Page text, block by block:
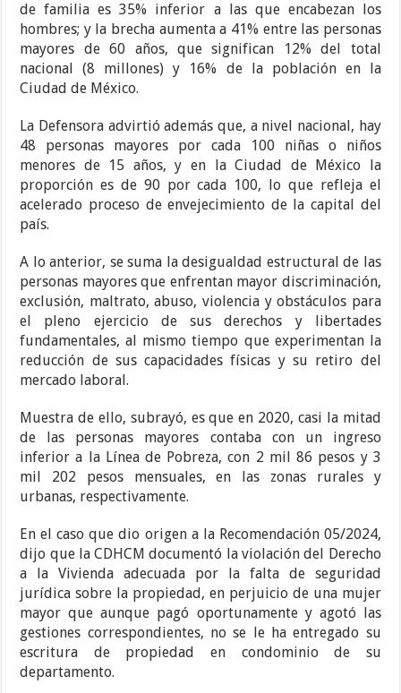
de familia es 35% inferior a las que encabezan los
hombres; y la brecha aumenta a 41% entre las personas
mayores de 60 años, que significan 12% del total
nacional (8 millones) y 16% de la población en la
Ciudad de México.
La Defensora advirtió además que, a nivel nacional, hay
48 personas mayores por cada 100 niñas o niños
menores de 15 años, y en la Ciudad de México la
proporción es de 90 por cada 100, lo que refleja el
acelerado proceso de envejecimiento de la capital del
país.
A lo anterior, se suma la desigualdad estructural de las
personas mayores que enfrentan mayor discriminación,
exclusión, maltrato, abuso, violencia y obstáculos para
el pleno ejercicio de sus derechos y libertades
fundamentales, al mismo tiempo que experimentan la
reducción de sus capacidades físicas y su retiro del
mercado laboral.
Muestra de ello, subrayó, es que en 2020, casi la mitad
de las personas mayores contaba con un ingreso
inferior a la Línea de Pobreza, con 2 mil 86 pesos y 3
mil 202 pesos mensuales, en las zonas rurales y
urbanas, respectivamente.
En el caso que dio origen a la Recomendación 05/2024,
dijo que la CDHCM documentó la violación del Derecho
a la Vivienda adecuada por la falta de seguridad
jurídica sobre la propiedad, en perjuicio de una mujer
mayor que aunque pagó oportunamente y agotó las
gestiones correspondientes, no se le ha entregado su
escritura de propiedad en condominio de su
departamento.